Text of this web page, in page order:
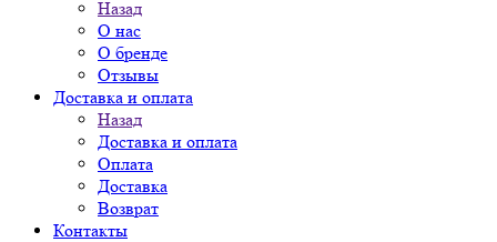
Назад
О нас
О бренде
Отзывы
Доставка и оплата
Назад
Доставка и оплата
Оплата
Доставка
Возврат
Контакты